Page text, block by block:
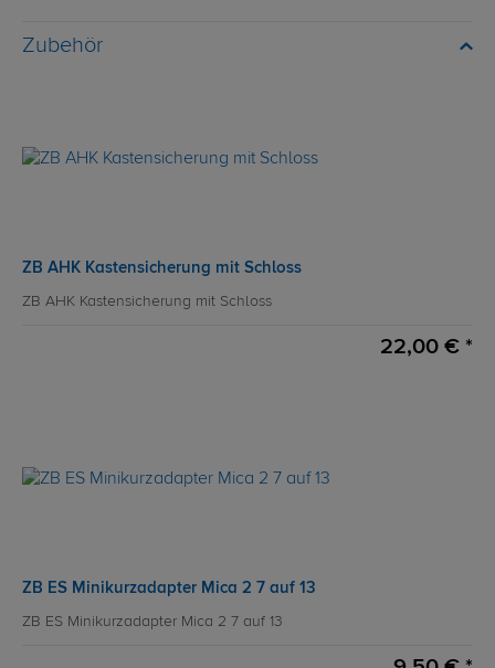
Zubehör
ZB AHK Kastensicherung mit Schloss
ZB AHK Kastensicherung mit Schloss
22,00 € *
ZB ES Minikurzadapter Mica 2 7 auf 13
ZB ES Minikurzadapter Mica 2 7 auf 13